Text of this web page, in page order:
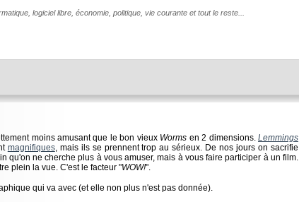
logiciel libre, économie, politique, vie courante et tout le reste...
moins amusant que le bon vieux Worms en 2 dimensions.Lemmings
magnifiques, mais ils se prennent trop au sérieux. De nos jours on sacrifie
qu'on ne cherche plus à vous amuser, mais à vous faire participer à un film.
plein la vue. C'est le facteur "WOW!".
qui va avec (et elle non plus n'est pas donnée).